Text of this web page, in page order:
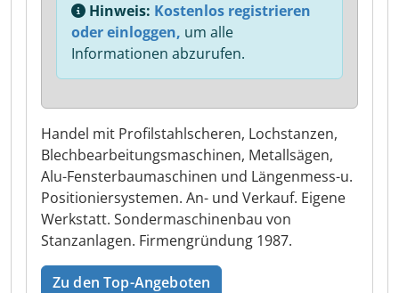
Handel mit Profilstahlscheren, Lochstanzen,
Blechbearbeitungsmaschinen, Metallsägen,
Alu-Fensterbaumaschinen und Längenmess-u.
Positioniersystemen. An- und Verkauf. Eigene
Werkstatt. Sondermaschinenbau von
Stanzanlagen. Firmengründung 1987.
Zu den Top-Angeboten
Hinweis: Kostenlos registrieren
oder einloggen, um alle
Informationen abzurufen.